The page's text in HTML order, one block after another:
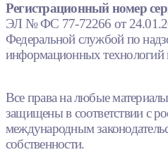
Регистрационный номер
ЭЛ № ФС 77-72266 от
Федеральной службой по
информационных
Все права на любые
защищены в соответствии с
международным
собственности.